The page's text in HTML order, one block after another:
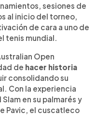
sesiones de
al inicio del torneo,
de cara a uno de
tenis mundial.
Open
de hacer historia
consolidando su
Con la experiencia
en su palmarés y
Pavic, el cuscatleco